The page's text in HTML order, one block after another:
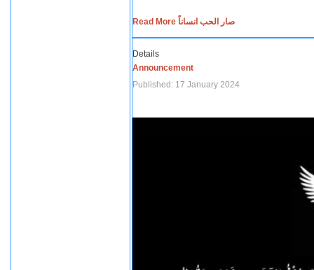
Read More صار الحب انساناً
Details
Announcement
Published: 17 January 2024